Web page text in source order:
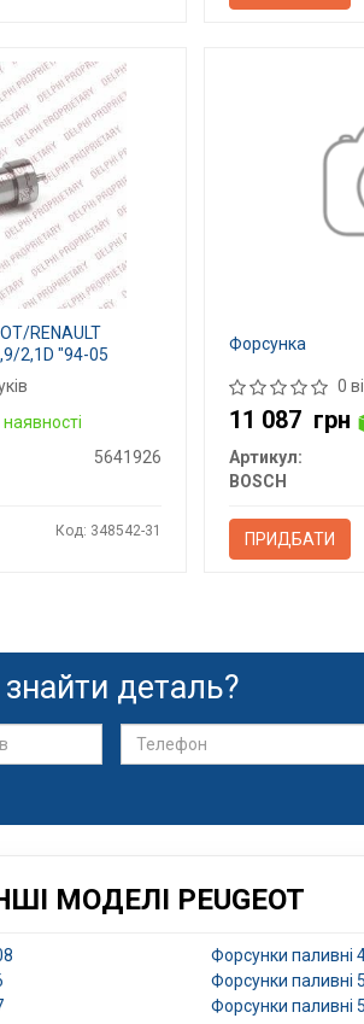
RENAULT
2,1D "94-05
наявності
5641926
Код: 348542-31
Форсунка
0
11 087 грн
Артикул:
BOSCH
ПРИДБАТИ
деталь?
МОДЕЛІ PEUGEOT
Форсунки паливні
Форсунки паливні
Форсунки паливні